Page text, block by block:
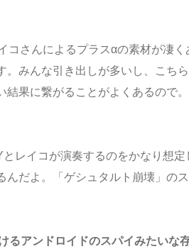
コさんによるプラスαの素材が凄
みんな引き出しが多いし、こち
果に繋がることがよくあるので
レイコが演奏するのをかなり想
だよ。「ゲシュタルト崩壊」の
アンドロイドのスパイみたいな